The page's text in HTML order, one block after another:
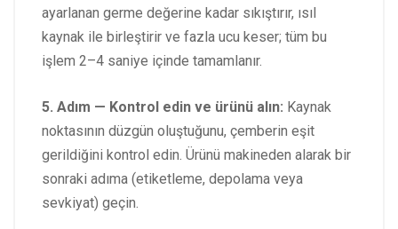
ayarlanan germe değerine kadar sıkıştırır, ısıl
kaynak ile birleştirir ve fazla ucu keser; tüm bu
işlem 2–4 saniye içinde tamamlanır.
5. Adım — Kontrol edin ve ürünü alın: Kaynak
noktasının düzgün oluştuğunu, çemberin eşit
gerildiğini kontrol edin. Ürünü makineden alarak bir
sonraki adıma (etiketleme, depolama veya
sevkiyat) geçin.